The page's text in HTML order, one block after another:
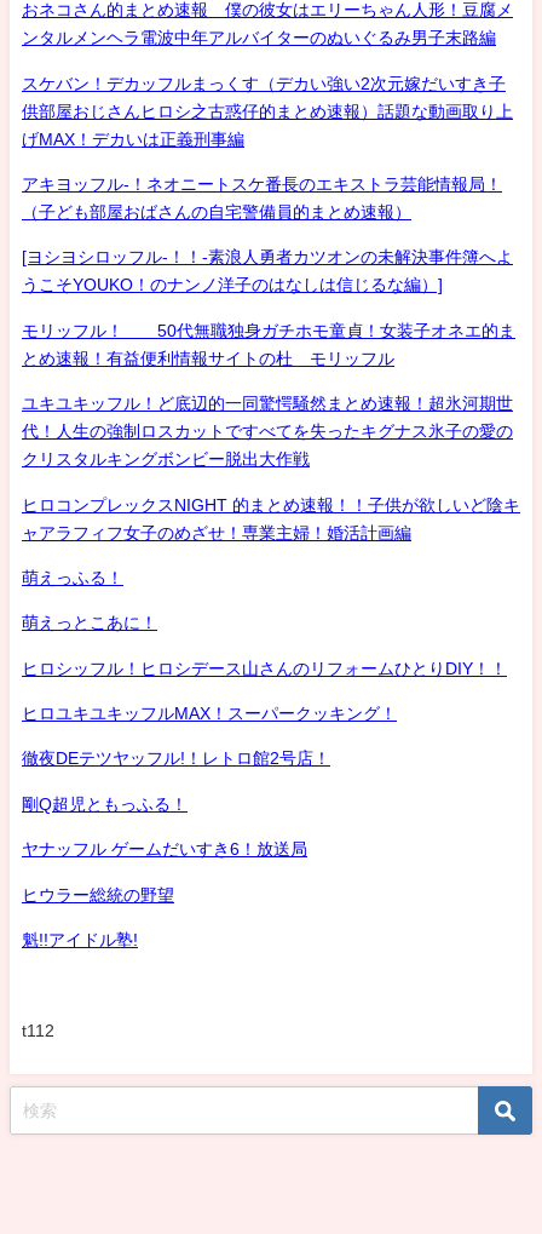
おネコさん的まとめ速報 僕の彼女はエリーちゃん人形！豆腐メ
ンタルメンヘラ電波中年アルバイターのぬいぐるみ男子末路編
スケバン！デカッフルまっくす（デカい強い2次元嫁だいすき子
供部屋おじさんヒロシ之古惑仔的まとめ速報）話題な動画取り上
げMAX！デカいは正義刑事編
アキヨッフル-！ネオニートスケ番長のエキストラ芸能情報局！
（子ども部屋おばさんの自宅警備員的まとめ速報）
[ヨシヨシロッフル-！！-素浪人勇者カツオンの未解決事件簿へよ
うこそYOUKO！のナンノ洋子のはなしは信じるな編）]
モリッフル！ 50代無職独身ガチホモ童貞！女装子オネエ的ま
とめ速報！有益便利情報サイトの杜 モリッフル
ユキユキッフル！ど底辺的一同驚愕騒然まとめ速報！超氷河期世
代！人生の強制ロスカットですべてを失ったキグナス氷子の愛の
クリスタルキングボンビー脱出大作戦
ヒロコンプレックスNIGHT 的まとめ速報！！子供が欲しいど陰キ
ャアラフィフ女子のめざせ！専業主婦！婚活計画編
萌えっふる！
萌えっとこあに！
ヒロシッフル！ヒロシデース山さんのリフォームひとりDIY！！
ヒロユキユキッフルMAX！スーパークッキング！
徹夜DEテツヤッフル!！レトロ館2号店！
剛Q超児ともっふる！
ヤナッフル ゲームだいすき6！放送局
ヒウラー総統の野望
魁!!アイドル塾!
t112